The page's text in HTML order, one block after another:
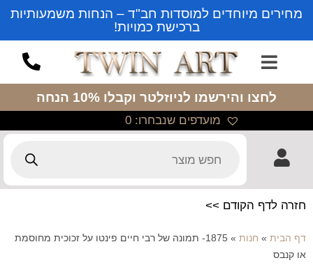
מחירים מיוחדים למוסדות חב"ד – הנחות משמעותיות
ברכישת כמויות!
לחצו והירשמו לניוזלטר וקבלו 10% הנחה
מועדפים שנבחרו: 0
חזרה לדף הקודם >>
דף הבית » חנות »
1875- תמונה של רבי חיים פינטו על זכוכית מחוסמת
או קנבס